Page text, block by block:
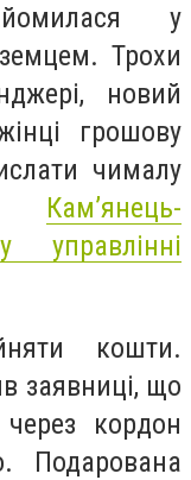
у
Трохи
новий
грошову
чималу
у Кам’янець-
управлінні
кошти.
заявниці, що
кордон
Подарована